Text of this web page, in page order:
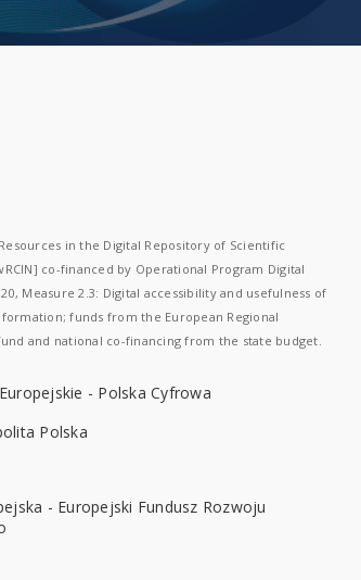
in the Digital Repository of Scientific
co-financed by Operational Program Digital
Measure 2.3: Digital accessibility and usefulness of
funds from the European Regional
and national co-financing from the state budget.